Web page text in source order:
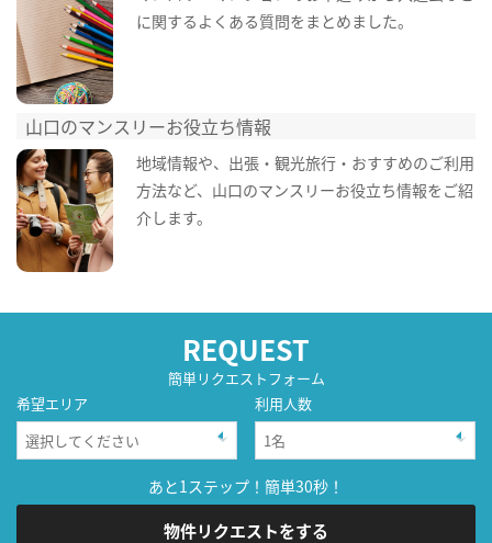
に関するよくある質問をまとめました。
山口のマンスリーお役立ち情報
地域情報や、出張・観光旅行・おすすめのご利用
方法など、山口のマンスリーお役立ち情報をご紹
介します。
REQUEST
簡単リクエストフォーム
希望エリア
利用人数
あと1ステップ！簡単30秒！
物件リクエストをする